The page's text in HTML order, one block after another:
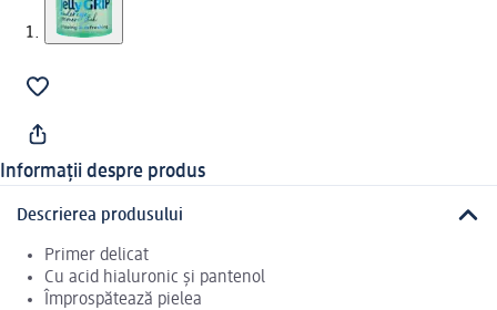
Informații despre produs
Descrierea produsului
Primer delicat
Cu acid hialuronic și pantenol
Împrospătează pielea